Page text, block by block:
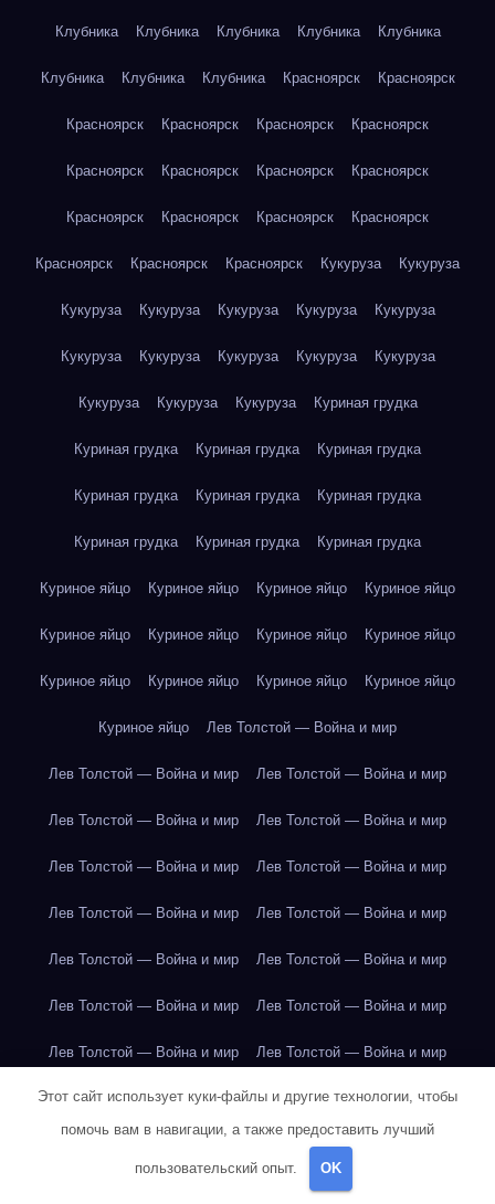
Клубника Клубника Клубника Клубника Клубника
Клубника Клубника Клубника Красноярск Красноярск
Красноярск Красноярск Красноярск Красноярск
Красноярск Красноярск Красноярск Красноярск
Красноярск Красноярск Красноярск Красноярск
Красноярск Красноярск Красноярск Кукуруза Кукуруза
Кукуруза Кукуруза Кукуруза Кукуруза Кукуруза
Кукуруза Кукуруза Кукуруза Кукуруза Кукуруза
Кукуруза Кукуруза Кукуруза Куриная грудка
Куриная грудка Куриная грудка Куриная грудка
Куриная грудка Куриная грудка Куриная грудка
Куриная грудка Куриная грудка Куриная грудка
Куриное яйцо Куриное яйцо Куриное яйцо Куриное яйцо
Куриное яйцо Куриное яйцо Куриное яйцо Куриное яйцо
Куриное яйцо Куриное яйцо Куриное яйцо Куриное яйцо
Куриное яйцо Лев Толстой — Война и мир
Лев Толстой — Война и мир Лев Толстой — Война и мир
Лев Толстой — Война и мир Лев Толстой — Война и мир
Лев Толстой — Война и мир Лев Толстой — Война и мир
Лев Толстой — Война и мир Лев Толстой — Война и мир
Лев Толстой — Война и мир Лев Толстой — Война и мир
Лев Толстой — Война и мир Лев Толстой — Война и мир
Лев Толстой — Война и мир Лев Толстой — Война и мир
Лондон Лондон Лондон Лондон Лондон Лондон
Лондон
Лондон Лос-Анджелес
Этот сайт использует куки-файлы и другие технологии, чтобы
помочь вам в навигации, а также предоставить лучший
пользовательский опыт. OK